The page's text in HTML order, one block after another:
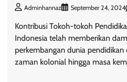
Adminhannaz September 24, 2024
Kontribusi Tokoh-tokoh
Indonesia telah memberikan
perkembangan dunia pendidikan
zaman kolonial hingga masa